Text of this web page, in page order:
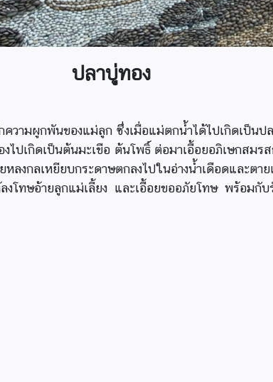
ปลาบู่ทอง
วามผูกพันของแม่ลูก ซึ่งเมื่อแม่ตกน้ำได้ไปเกิดเป็นป
ปเกิดเป็นต้นมะเขือ ต้นโพธิ์ ต่อมาเอื้อยอภิเษกสมร
ลงกลเหยียบกระดาษตกลงไปในอ่างน้ำเดือดและต
งโทษอ้ายลูกแม่เลี้ยง และเอื้อยขออภัยโทษ พร้อมกั